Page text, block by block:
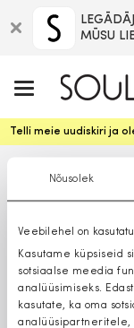
Nõusolek
Veebilehel on
Kasutame küpsiseid
sotsiaalse meedia
analüüsimiseks.
kasutate, ka oma
analüüsipartneritele,
MŪSU
Telli meie uudiskiri ja